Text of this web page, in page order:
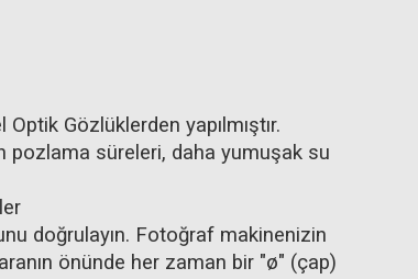
Gözlüklerden yapılmıştır.
pozlama süreleri, daha yumuşak su
doğrulayın. Fotoğraf makinenizin
önünde her zaman bir "ø" (çap)